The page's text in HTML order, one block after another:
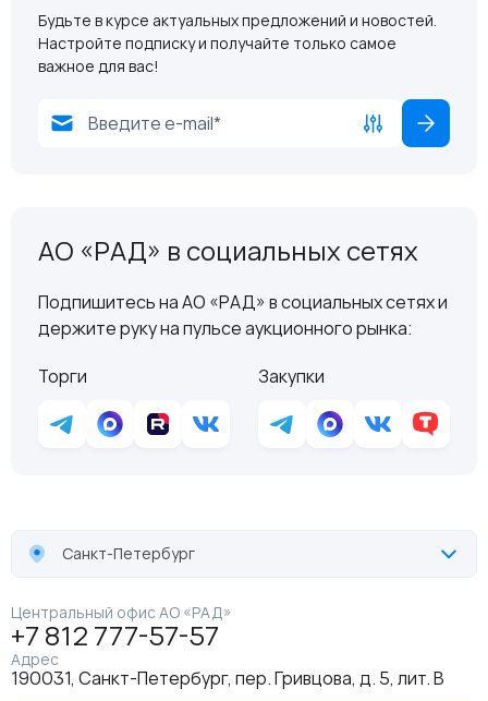
Будьте в курсе актуальных предложений и новостей.
Настройте подписку и получайте только самое
важное для вас!
АО «РАД» в социальных сетях
Подпишитесь на АО «РАД» в социальных сетях и
держите руку на пульсе аукционного рынка:
Торги
Закупки
Санкт-Петербург
Центральный офис АО «РАД»
+7 812 777-57-57
Адрес
190031, Санкт-Петербург, пер. Гривцова, д. 5, лит. В